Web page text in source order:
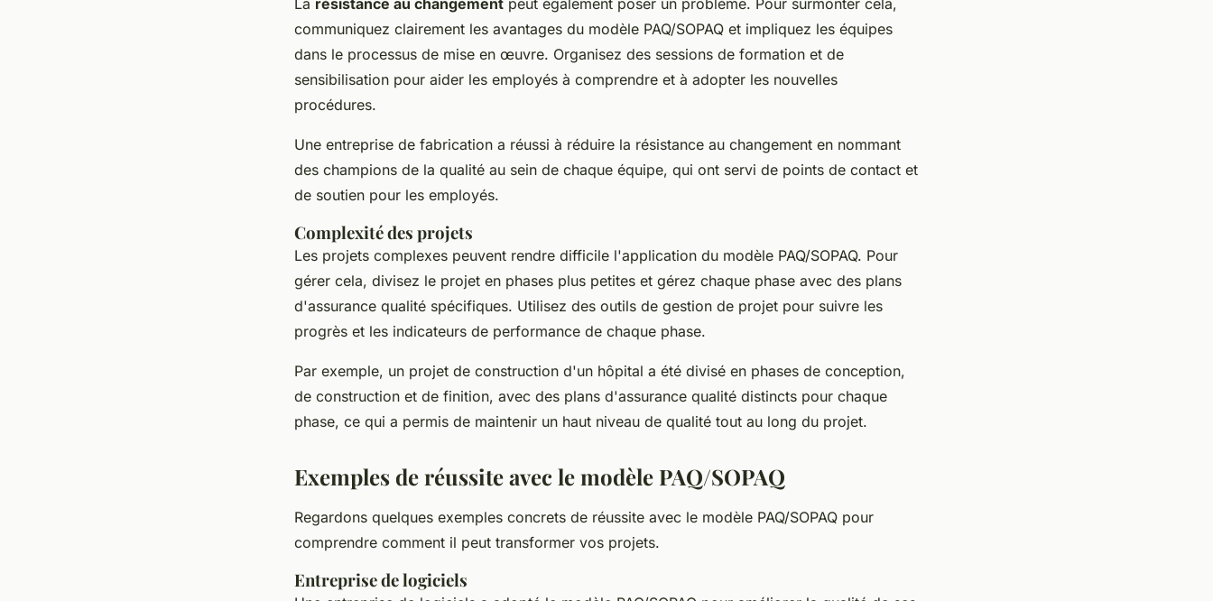
La résistance au changement peut également poser un problème. Pour surmonter cela,
communiquez clairement les avantages du modèle PAQ/SOPAQ et impliquez les équipes
dans le processus de mise en œuvre. Organisez des sessions de formation et de
sensibilisation pour aider les employés à comprendre et à adopter les nouvelles
procédures.
Une entreprise de fabrication a réussi à réduire la résistance au changement en nommant
des champions de la qualité au sein de chaque équipe, qui ont servi de points de contact et
de soutien pour les employés.
Complexité des projets
Les projets complexes peuvent rendre difficile l'application du modèle PAQ/SOPAQ. Pour
gérer cela, divisez le projet en phases plus petites et gérez chaque phase avec des plans
d'assurance qualité spécifiques. Utilisez des outils de gestion de projet pour suivre les
progrès et les indicateurs de performance de chaque phase.
Par exemple, un projet de construction d'un hôpital a été divisé en phases de conception,
de construction et de finition, avec des plans d'assurance qualité distincts pour chaque
phase, ce qui a permis de maintenir un haut niveau de qualité tout au long du projet.
Exemples de réussite avec le modèle PAQ/SOPAQ
Regardons quelques exemples concrets de réussite avec le modèle PAQ/SOPAQ pour
comprendre comment il peut transformer vos projets.
Entreprise de logiciels